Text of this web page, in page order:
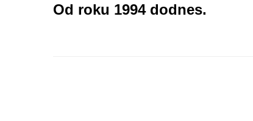
Od roku 1994 dodnes.